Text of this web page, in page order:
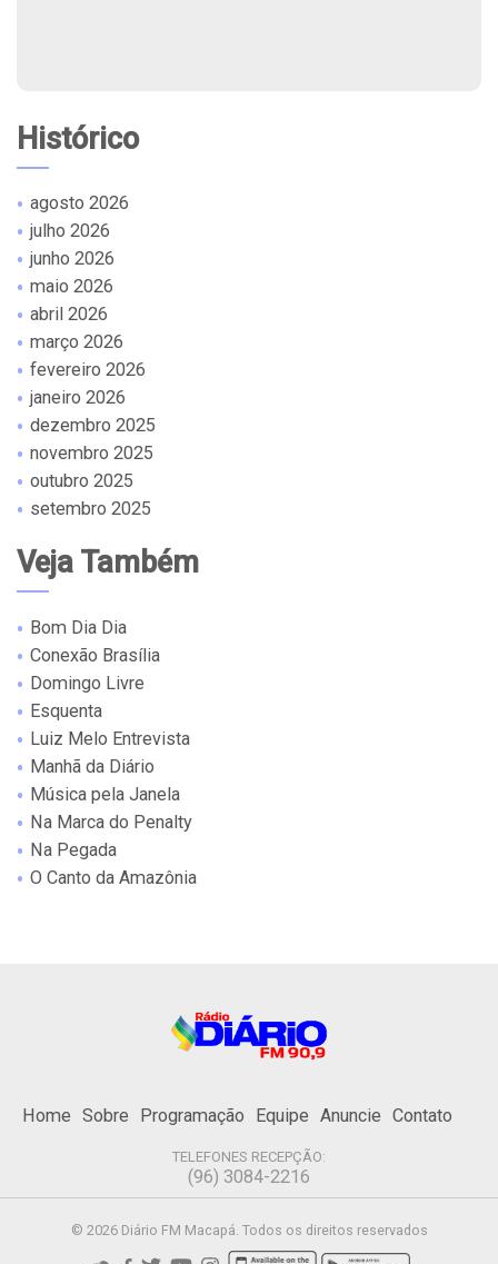
Histórico
agosto 2026
julho 2026
junho 2026
maio 2026
abril 2026
março 2026
fevereiro 2026
janeiro 2026
dezembro 2025
novembro 2025
outubro 2025
setembro 2025
Veja Também
Bom Dia Dia
Conexão Brasília
Domingo Livre
Esquenta
Luiz Melo Entrevista
Manhã da Diário
Música pela Janela
Na Marca do Penalty
Na Pegada
O Canto da Amazônia
Home Sobre Programação Equipe Anuncie Contato
TELEFONES RECEPÇÃO:
(96) 3084-2216
© 2026 Diário FM Macapá. Todos os direitos reservados